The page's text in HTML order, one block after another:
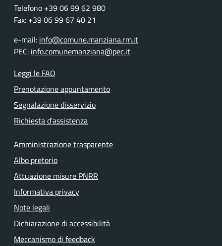
Telefono +39 06 99 62 980
Fax: +39 06 99 67 40 21
e-mail: info@comune.manziana.rm.it
PEC: info.comunemanziana@pec.it
Leggi le FAQ
Prenotazione appuntamento
Segnalazione disservizio
Richiesta d'assistenza
Amministrazione trasparente
Albo pretorio
Attuazione misure PNRR
Informativa privacy
Note legali
Dichiarazione di accessibilità
Meccanismo di feedback